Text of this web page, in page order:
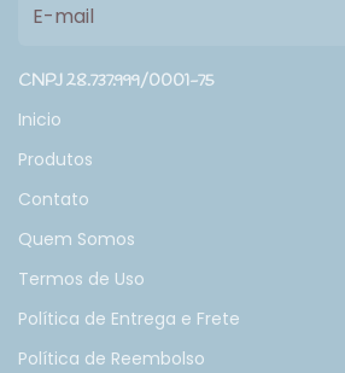
CNPJ 28.737.999/0001-75
Inicio
Produtos
Contato
Quem Somos
Termos de Uso
Política de Entrega e Frete
Política de Reembolso